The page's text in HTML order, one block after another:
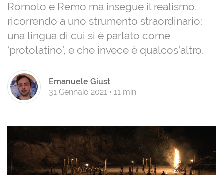
Romolo e Remo ma insegue il realismo,
ricorrendo a uno strumento straordinario:
una lingua di cui si è parlato come
‘protolatino’, e che invece è qualcos’altro.
Emanuele Giusti
31 Gennaio 2021 •11 min.